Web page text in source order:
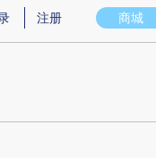
存在偏差。不代表财新观
商城
注册